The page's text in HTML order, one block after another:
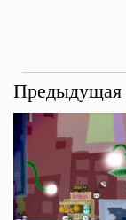
Предыдущая